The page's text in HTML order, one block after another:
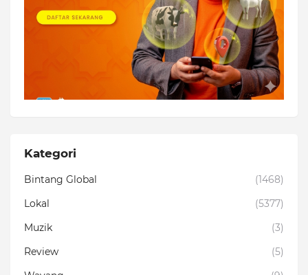
Kategori
Bintang Global
(1468)
Lokal
(5377)
Muzik
(3)
Review
(5)